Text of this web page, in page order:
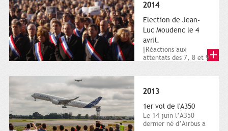
2014
Election de Jean-
Luc Moudenc le 4
avril.
[Réactions aux
attentats des 7, 8 et 9
2013
1er vol de l'A350
Le 14 juin l’A350
dernier né d’Airbus a